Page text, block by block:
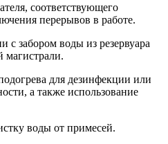
соответствующего
перерывов в работе.
забором воды из резервуара
магистрали.
для дезинфекции или
а также использование
воды от примесей.